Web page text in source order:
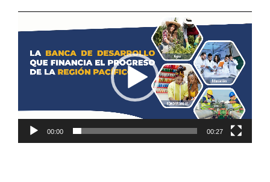
de
00:00 00:27